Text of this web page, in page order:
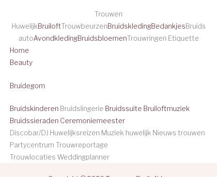
Trouwen
HuwelijkBruiloftTrouwbeurzenBruidskledingBedankjesBruids
autoAvondkledingBruidsbloemenTrouwringen Etiquette
Home
Beauty
Bruidegom
Bruidskinderen Bruidslingerie Bruidssuite Bruiloftmuziek
Bruidssieraden Ceremoniemeester
Discobar/DJ Huwelijksreizen Muziek huwelijk Nieuws trouwen
Partycentrum Trouwreportage
Trouwlocaties Weddingplanner